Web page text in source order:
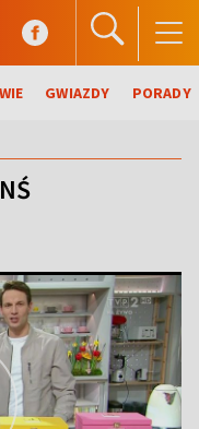
GWIAZDY PORADY